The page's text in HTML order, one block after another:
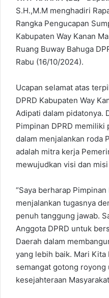
S.H.,M.M menghadiri
Rangka Pengucapan
Kabupaten Way Kanan
Ruang Buway Bahuga
Rabu (16/10/2024).
Ucapan selamat atas
DPRD Kabupaten Way
Adipati dalam pidatonya.
Pimpinan DPRD
dalam menjalankan roda
adalah mitra kerja
mewujudkan visi dan
“Saya berharap
menjalankan tugasnya
penuh tanggung jawab.
Anggota DPRD untuk
Daerah dalam
yang lebih baik. Mari Kita
semangat gotong
kesejahteraan